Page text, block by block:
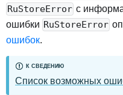
RuStoreError с
ошибки RuStoreError
ошибок.
К СВЕДЕНИЮ
Список возможных